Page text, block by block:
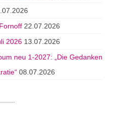
22.07.2026
2026 13.07.2026
neu 1-2027: „Die Gedanken
08.07.2026